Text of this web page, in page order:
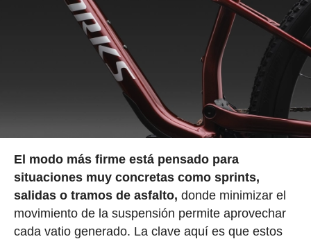
El modo más firme está pensado para
situaciones muy concretas como sprints,
salidas o tramos de asfalto, donde minimizar el
movimiento de la suspensión permite aprovechar
cada vatio generado. La clave aquí es que estos